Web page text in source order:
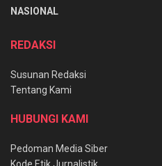
NASIONAL
REDAKSI
Susunan Redaksi
Tentang Kami
HUBUNGI KAMI
Pedoman Media Siber